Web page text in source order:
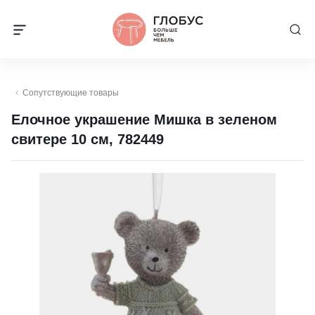
Сопутствующие товары
Елочное украшение Мишка в зеленом
свитере 10 см, 782449